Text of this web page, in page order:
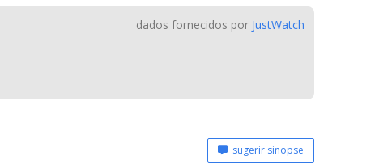
dados fornecidos por JustWatch
sugerir sinopse